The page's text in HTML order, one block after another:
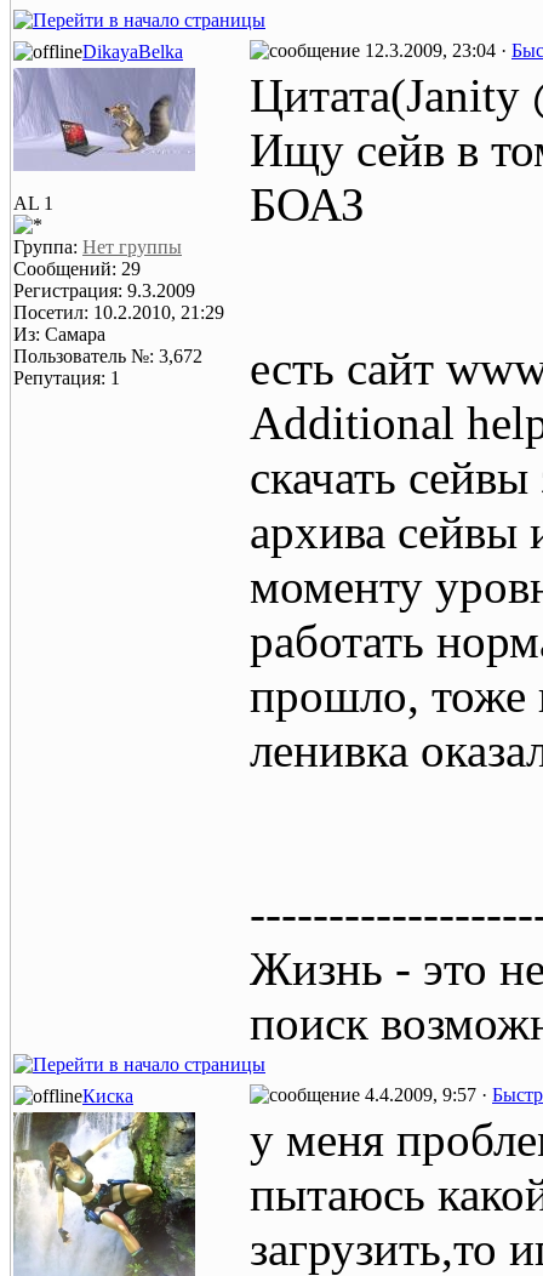
DikayaBelka 12.3.2009, 23:04 ·
AL 1
Группа: Нет группы
Сообщений: 29
Регистрация: 9.3.2009
Посетил: 10.2.2010, 21:29
Из: Самара
Пользователь №: 3,672
Репутация: 1
Ищу сейв в
БОАЗ
есть сайт
Additional
скачать
архива сейвы
моменту
работать
прошло, тоже
ленивка
Жизнь - это
поиск
Киска 4.4.2009, 9:57 ·
у меня
пытаюсь
загрузить,то